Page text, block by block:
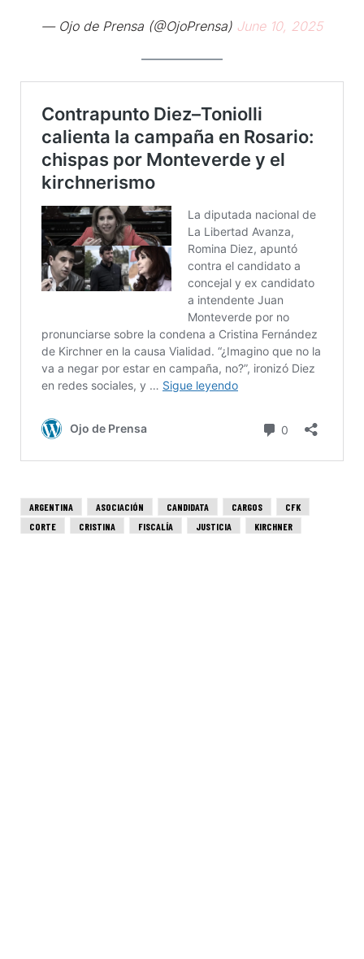
— Ojo de Prensa (@OjoPrensa) June 10, 2025
ARGENTINA ASOCIACIÓN CANDIDATA CARGOS
CFK
CORTE
CRISTINA FISCALÍA JUSTICIA
KIRCHNER